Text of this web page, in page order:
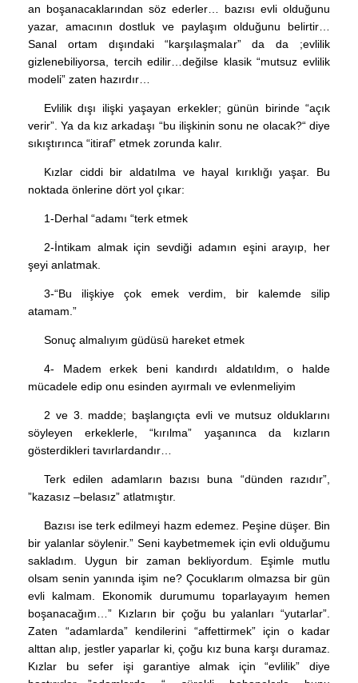
an boşanacaklarından söz ederler… bazısı evli olduğunu
yazar, amacının dostluk ve paylaşım olduğunu belirtir…
Sanal ortam dışındaki “karşılaşmalar” da da ;evlilik
gizlenebiliyorsa, tercih edilir…değilse klasik “mutsuz evlilik
modeli” zaten hazırdır…
Evlilik dışı ilişki yaşayan erkekler; günün birinde “açık
verir”. Ya da kız arkadaşı “bu ilişkinin sonu ne olacak?“ diye
sıkıştırınca “itiraf” etmek zorunda kalır.
Kızlar ciddi bir aldatılma ve hayal kırıklığı yaşar. Bu
noktada önlerine dört yol çıkar:
1-Derhal “adamı “terk etmek
2-İntikam almak için sevdiği adamın eşini arayıp, her
şeyi anlatmak.
3-“Bu ilişkiye çok emek verdim, bir kalemde silip
atamam.”
Sonuç almalıyım güdüsü hareket etmek
4- Madem erkek beni kandırdı aldatıldım, o halde
mücadele edip onu esinden ayırmalı ve evlenmeliyim
2 ve 3. madde; başlangıçta evli ve mutsuz olduklarını
söyleyen erkeklerle, “kırılma” yaşanınca da kızların
gösterdikleri tavırlardandır…
Terk edilen adamların bazısı buna “dünden razıdır”,
”kazasız –belasız” atlatmıştır.
Bazısı ise terk edilmeyi hazm edemez. Peşine düşer. Bin
bir yalanlar söylenir.” Seni kaybetmemek için evli olduğumu
sakladım. Uygun bir zaman bekliyordum. Eşimle mutlu
olsam senin yanında işim ne? Çocuklarım olmazsa bir gün
evli kalmam. Ekonomik durumumu toparlayayım hemen
boşanacağım…” Kızların bir çoğu bu yalanları “yutarlar”.
Zaten “adamlarda” kendilerini “affettirmek” için o kadar
alttan alıp, jestler yaparlar ki, çoğu kız buna karşı duramaz.
Kızlar bu sefer işi garantiye almak için “evlilik” diye